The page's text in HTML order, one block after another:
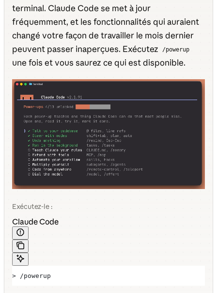
terminal. Claude Code se met à jour
fréquemment, et les fonctionnalités qui auraient
changé votre façon de travailler le mois dernier
peuvent passer inaperçues. Exécutez
/powerup
une fois et vous saurez ce qui est disponible.
Exécutez-le :
Claude Code
> /powerup